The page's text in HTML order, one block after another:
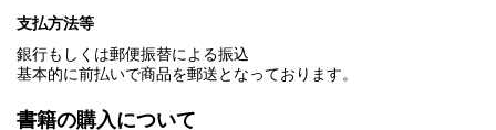
支払方法等
銀行もしくは郵便振替による振込
基本的に前払いで商品を郵送となっております。
書籍の購入について